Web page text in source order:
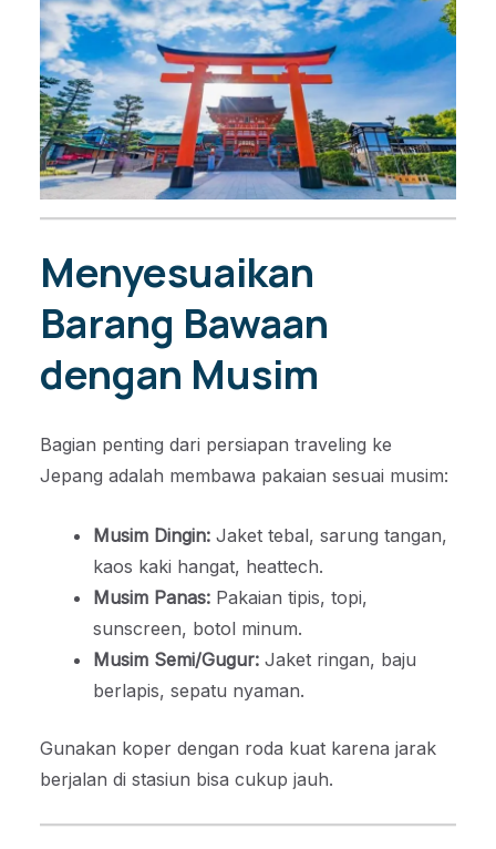
Menyesuaikan
Barang Bawaan
dengan Musim
Bagian penting dari persiapan traveling ke
Jepang adalah membawa pakaian sesuai musim:
Musim Dingin: Jaket tebal, sarung tangan,
kaos kaki hangat, heattech.
Musim Panas: Pakaian tipis, topi,
sunscreen, botol minum.
Musim Semi/Gugur: Jaket ringan, baju
berlapis, sepatu nyaman.
Gunakan koper dengan roda kuat karena jarak
berjalan di stasiun bisa cukup jauh.